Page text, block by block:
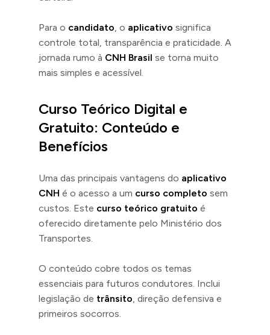
Para o candidato, o aplicativo significa
controle total, transparência e praticidade. A
jornada rumo à CNH Brasil se torna muito
mais simples e acessível.
Curso Teórico Digital e
Gratuito: Conteúdo e
Benefícios
Uma das principais vantagens do aplicativo
CNH é o acesso a um curso completo sem
custos. Este curso teórico gratuito é
oferecido diretamente pelo Ministério dos
Transportes.
O conteúdo cobre todos os temas
essenciais para futuros condutores. Inclui
legislação de trânsito, direção defensiva e
primeiros socorros.